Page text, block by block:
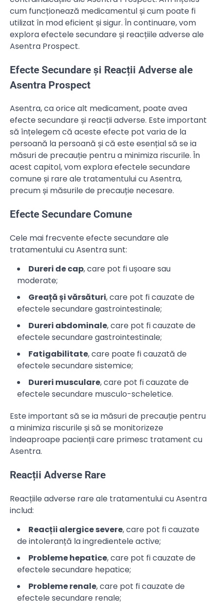
cum funcționează medicamentul și cum poate fi
utilizat în mod eficient și sigur. În continuare, vom
explora efectele secundare și reacțiile adverse ale
Asentra Prospect.
Efecte Secundare și Reacții Adverse ale
Asentra Prospect
Asentra, ca orice alt medicament, poate avea
efecte secundare și reacții adverse. Este important
să înțelegem că aceste efecte pot varia de la
persoană la persoană și că este esențial să se ia
măsuri de precauție pentru a minimiza riscurile. În
acest capitol, vom explora efectele secundare
comune și rare ale tratamentului cu Asentra,
precum și măsurile de precauție necesare.
Efecte Secundare Comune
Cele mai frecvente efecte secundare ale
tratamentului cu Asentra sunt:
Dureri de cap, care pot fi ușoare sau
moderate;
Greață și vărsături, care pot fi cauzate de
efectele secundare gastrointestinale;
Dureri abdominale, care pot fi cauzate de
efectele secundare gastrointestinale;
Fatigabilitate, care poate fi cauzată de
efectele secundare sistemice;
Dureri musculare, care pot fi cauzate de
efectele secundare musculo-scheletice.
Este important să se ia măsuri de precauție pentru
a minimiza riscurile și să se monitorizeze
îndeaproape pacienții care primesc tratament cu
Asentra.
Reacții Adverse Rare
Reacțiile adverse rare ale tratamentului cu Asentra
includ:
Reacții alergice severe, care pot fi cauzate
de intoleranță la ingredientele active;
Probleme hepatice, care pot fi cauzate de
efectele secundare hepatice;
Probleme renale, care pot fi cauzate de
efectele secundare renale;